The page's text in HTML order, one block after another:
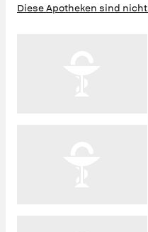
Diese Apotheken sind